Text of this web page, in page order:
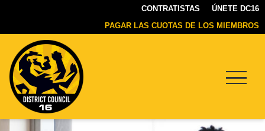
CONTRATISTAS
ÚNETE DC16
PAGAR LAS CUOTAS DE LOS MIEMBROS